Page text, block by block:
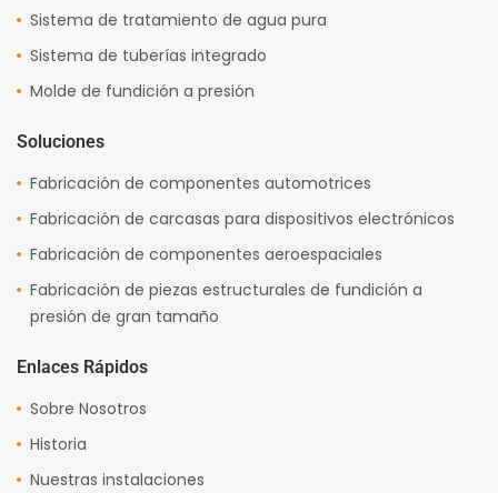
Sistema de tratamiento de agua pura
Sistema de tuberías integrado
Molde de fundición a presión
Soluciones
Fabricación de componentes automotrices
Fabricación de carcasas para dispositivos electrónicos
Fabricación de componentes aeroespaciales
Fabricación de piezas estructurales de fundición a
presión de gran tamaño
Enlaces Rápidos
Sobre Nosotros
Historia
Nuestras instalaciones